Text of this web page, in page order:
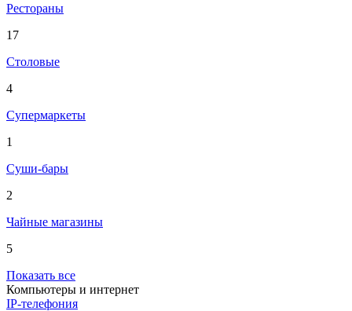
Рестораны
17
Столовые
4
Супермаркеты
1
Суши-бары
2
Чайные магазины
5
Показать все
Компьютеры и интернет
IP-телефония